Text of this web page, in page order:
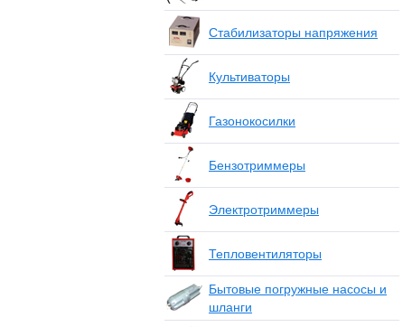
Стабилизаторы напряжения
Культиваторы
Газонокосилки
Бензотриммеры
Электротриммеры
Тепловентиляторы
Бытовые погружные насосы и
шланги